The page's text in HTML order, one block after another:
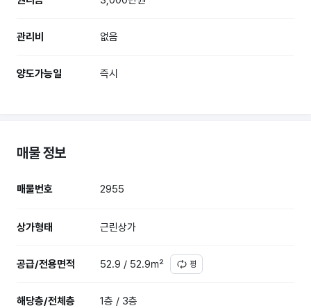
관리비 없음
양도가능일 즉시
매물 정보
매물번호 2955
상가형태 근린상가
공급/전용면적 52.9 / 52.9㎡ 평
해당층/전체층 1층 / 3층